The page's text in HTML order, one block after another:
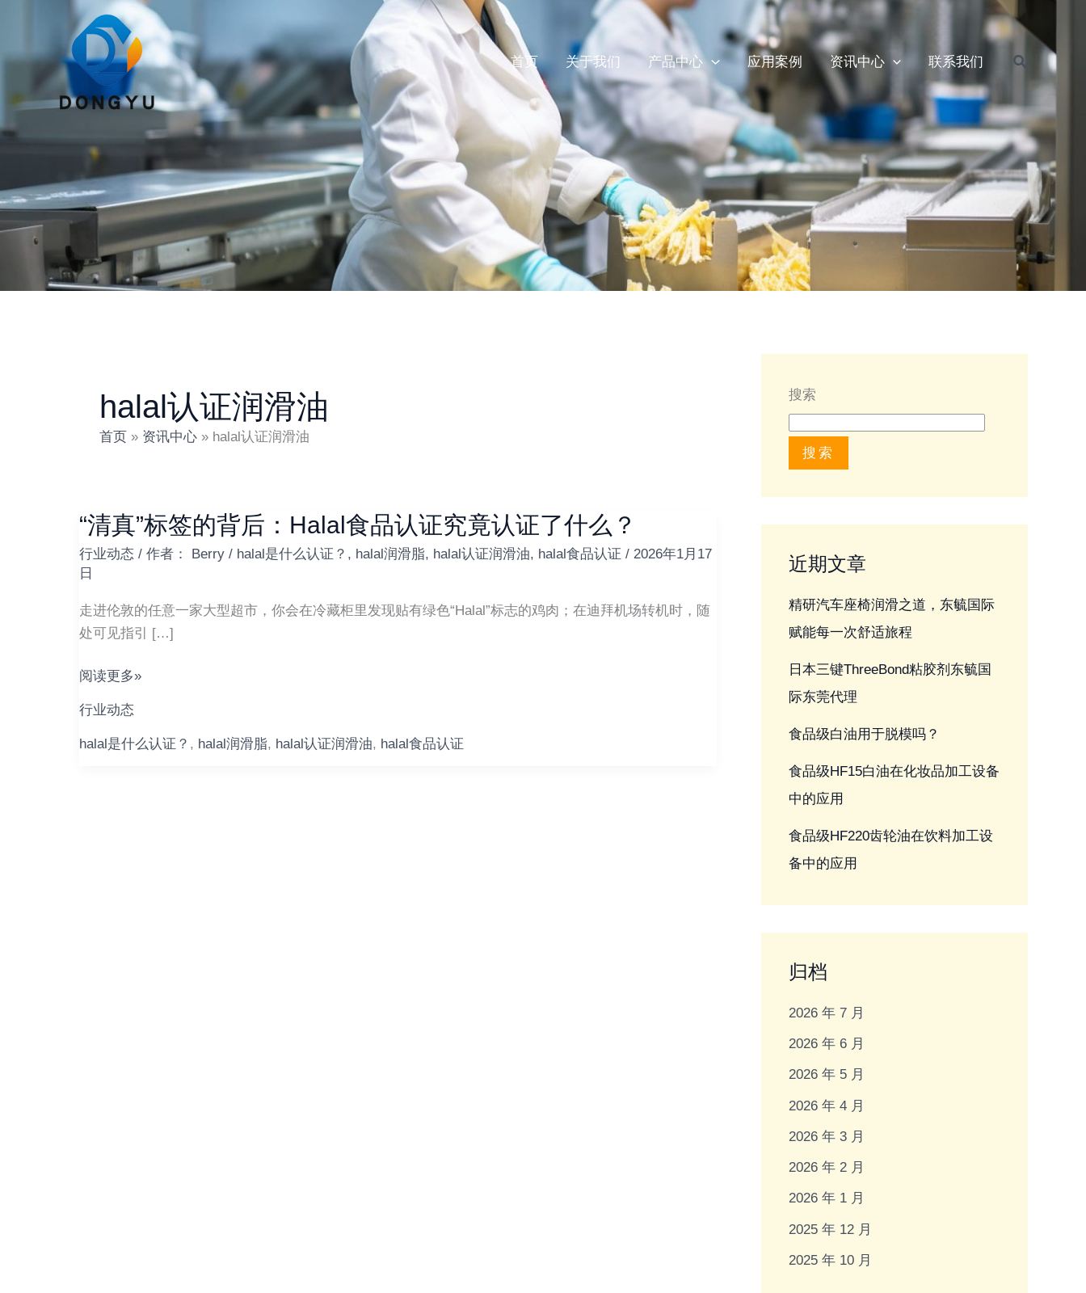
内
首页 关于我们 产品中心 应用案例 资讯中心 联系我们
搜
halal认证润滑油
首页 资讯中心 halal认证润滑油
“清真”标签的背后：Halal食品认证究竟认证了什么？
行业动态/ 作者： Berry / halal是什么认证？ , halal润滑脂, halal认证润滑油, halal食品认证 / 2026年1月17
日
走进伦敦的任意一家大型超市，你会在冷藏柜里发现贴有绿色“Halal”标志的鸡肉；在迪拜机场转机时，随
处可见指引 […]
“清
标
的
背
Halal
食
认
阅读更多»
行业动态
halal是什么认证？ , halal润滑脂, halal认证润滑油, halal食品认证
搜索
搜索
近期文章
精研汽车座椅润滑之道，东毓国际
赋能每一次舒适旅程
日本三键ThreeBond粘胶剂东毓国
际东莞代理
食品级白油用于脱模吗？
食品级HF15白油在化妆品加工设备
中的应用
食品级HF220齿轮油在饮料加工设
备中的应用
归档
2026 年 7 月
2026 年 6 月
2026 年 5 月
2026 年 4 月
2026 年 3 月
2026 年 2 月
2026 年 1 月
2025 年 12 月
2025 年 10 月